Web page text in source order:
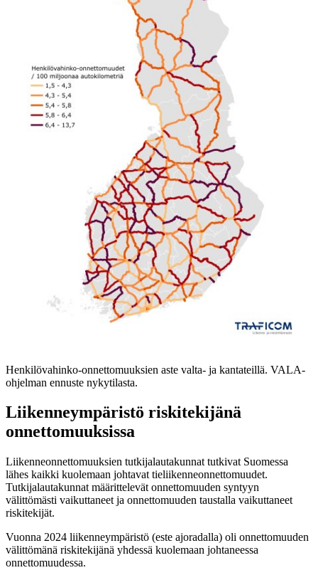
Henkilövahinko-onnettomuuksien aste valta- ja kantateillä. VALA-
ohjelman ennuste nykytilasta.
Liikenneympäristö riskitekijänä
onnettomuuksissa
Liikenneonnettomuuksien tutkijalautakunnat tutkivat Suomessa
lähes kaikki kuolemaan johtavat tieliikenneonnettomuudet.
Tutkijalautakunnat määrittelevät onnettomuuden syntyyn
välittömästi vaikuttaneet ja onnettomuuden taustalla vaikuttaneet
riskitekijät.
Vuonna 2024 liikenneympäristö (este ajoradalla) oli onnettomuuden
välittömänä riskitekijänä yhdessä kuolemaan johtaneessa
onnettomuudessa.